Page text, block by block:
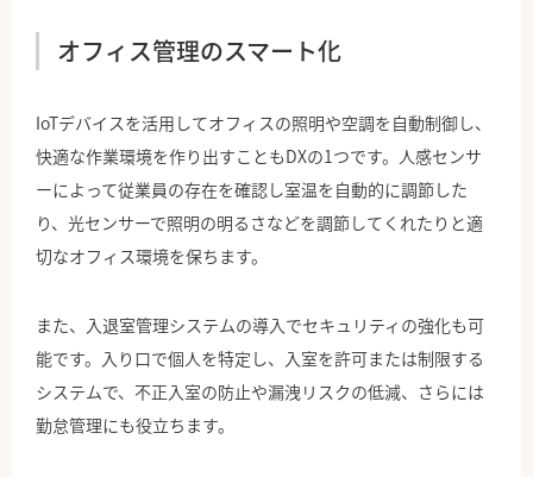
オフィス管理のスマート化
IoTデバイスを活用してオフィスの照明や空調を自動制御し、
快適な作業環境を作り出すこともDXの1つです。人感センサ
ーによって従業員の存在を確認し室温を自動的に調節した
り、光センサーで照明の明るさなどを調節してくれたりと適
切なオフィス環境を保ちます。
また、入退室管理システムの導入でセキュリティの強化も可
能です。入り口で個人を特定し、入室を許可または制限する
システムで、不正入室の防止や漏洩リスクの低減、さらには
勤怠管理にも役立ちます。